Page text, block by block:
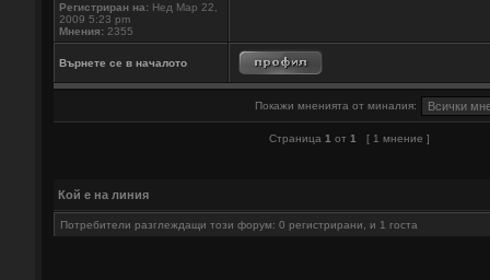
Регистриран на: Нед Мар 22,
2009 5:23 pm
Мнения: 2355
Върнете се в началото
Покажи мненията от миналия:
Страница 1 от 1 [ 1 мнение ]
Кой е на линия
Потребители разглеждащи този форум: 0 регистрирани, и 1 госта